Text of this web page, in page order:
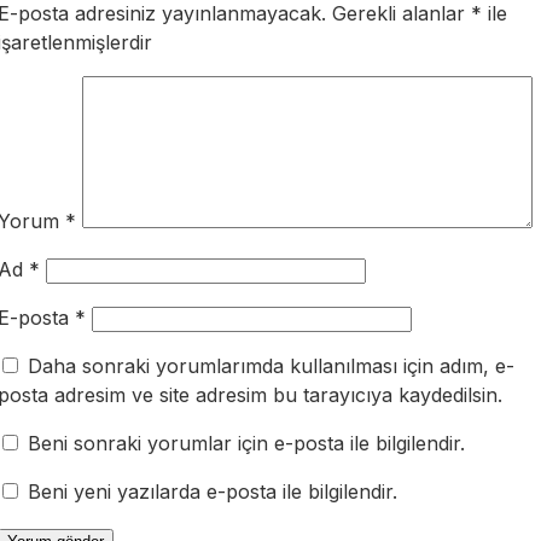
posta adresiniz yayınlanmayacak. Gerekli alanlar * ile
*
*
posta *
Daha sonraki yorumlarımda kullanılması için adım, e-
adresim ve site adresim bu tarayıcıya kaydedilsin.
Beni sonraki yorumlar için e-posta ile bilgilendir.
Beni yeni yazılarda e-posta ile bilgilendir.